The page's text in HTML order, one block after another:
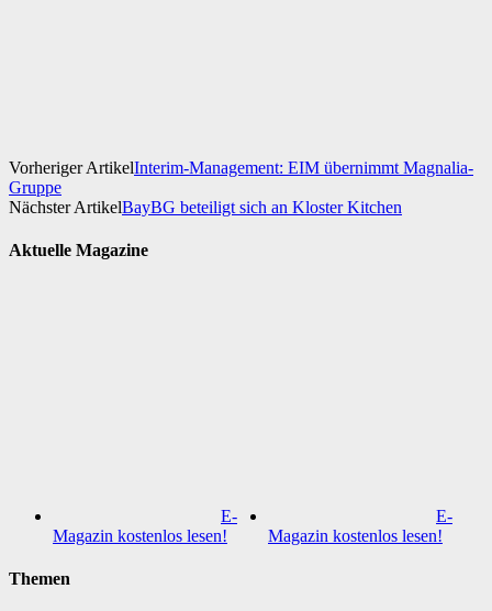
Vorheriger ArtikelInterim-Management: EIM übernimmt Magnalia-
Gruppe
Nächster ArtikelBayBG beteiligt sich an Kloster Kitchen
Aktuelle Magazine
E-
Magazin kostenlos lesen!
E-
Magazin kostenlos lesen!
Themen